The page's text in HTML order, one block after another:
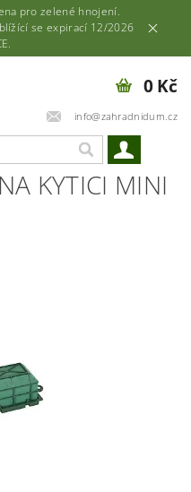
pro zelené hnojení.
se expirací 12/2026
info@zahradnidum.cz
0 Kč
KYTICI MINI